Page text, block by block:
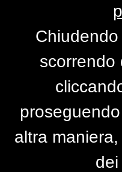
Per accedere
scorrendo
altra maniera,